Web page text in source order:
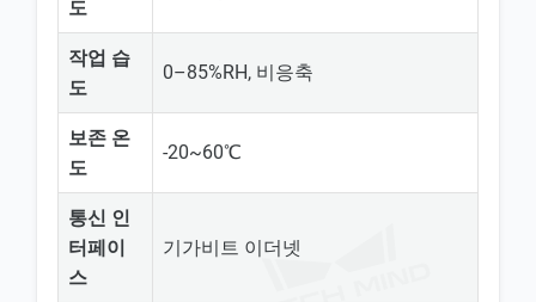
도
작업 습
도
0–85%RH, 비응축
보존 온
도
-20~60℃
통신 인
터페이
스
기가비트 이더넷